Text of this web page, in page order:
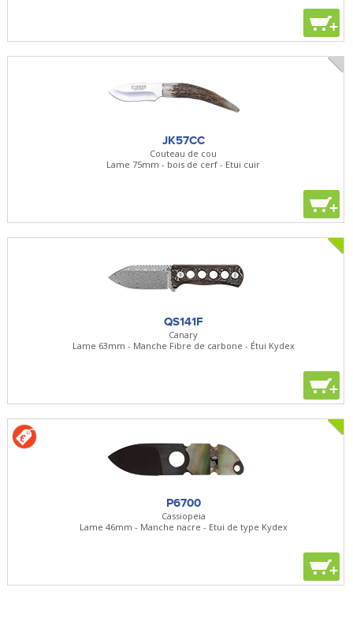
+
JK57CC
Couteau de cou
Lame 75mm - bois de cerf - Etui cuir
+
QS141F
Canary
Lame 63mm - Manche Fibre de carbone - Étui Kydex
+
P6700
Cassiopeia
Lame 46mm - Manche nacre - Etui de type Kydex
+